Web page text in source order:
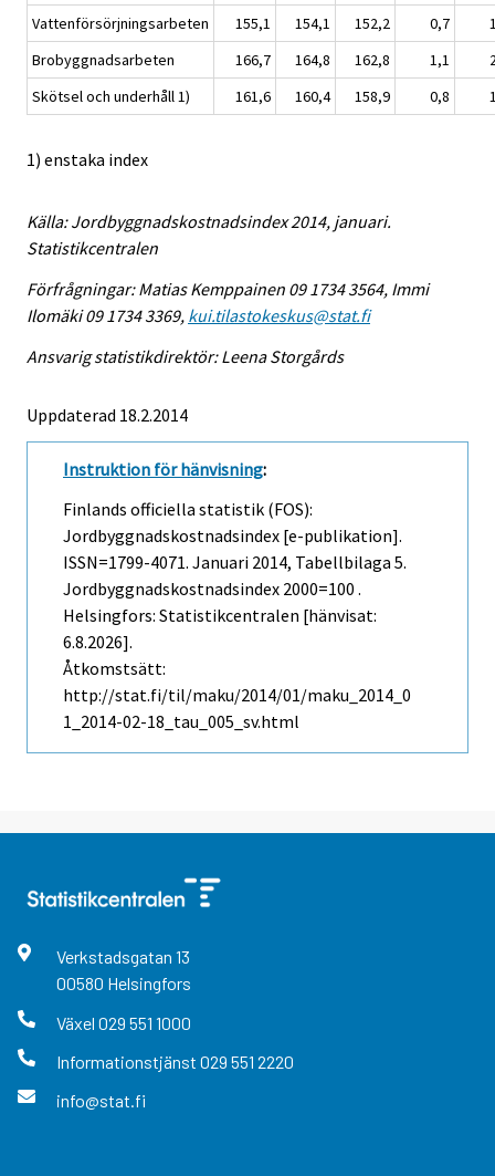
Vattenförsörjningsarbeten
155,1 154,1 152,2 0,7
Brobyggnadsarbeten
166,7 164,8 162,8 1,1
Skötsel och underhåll 1)
161,6 160,4 158,9 0,8
1) enstaka index
Källa: Jordbyggnadskostnadsindex 2014, januari.
Statistikcentralen
Förfrågningar: Matias Kemppainen 09 1734 3564, Immi
Ilomäki 09 1734 3369, kui.tilastokeskus@stat.fi
Ansvarig statistikdirektör: Leena Storgårds
Uppdaterad 18.2.2014
Instruktion för hänvisning:
Finlands officiella statistik (FOS):
Jordbyggnadskostnadsindex [e-publikation].
ISSN=1799-4071. Januari 2014, Tabellbilaga 5.
Jordbyggnadskostnadsindex 2000=100 .
Helsingfors: Statistikcentralen [hänvisat:
6.8.2026].
Åtkomstsätt:
http://stat.fi/til/maku/2014/01/maku_2014_0
1_2014-02-18_tau_005_sv.html
Verkstadsgatan 13
00580 Helsingfors
Växel 029 551 1000
Informationstjänst 029 551 2220
info@stat.fi